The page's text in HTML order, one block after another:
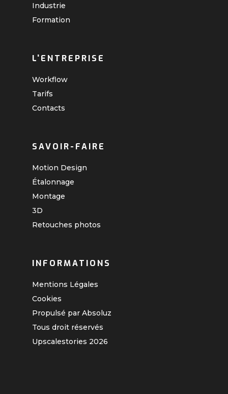
Industrie
Formation
L'ENTREPRISE
Workflow
Tarifs
Contacts
SAVOIR-FAIRE
Motion Design
Étalonnage
Montage
3D
Retouches photos
INFORMATIONS
Mentions Légales
Cookies
Propulsé par Absoluz
Tous droit réservés
Upscalestories 2026